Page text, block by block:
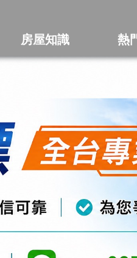
房屋知識 熱